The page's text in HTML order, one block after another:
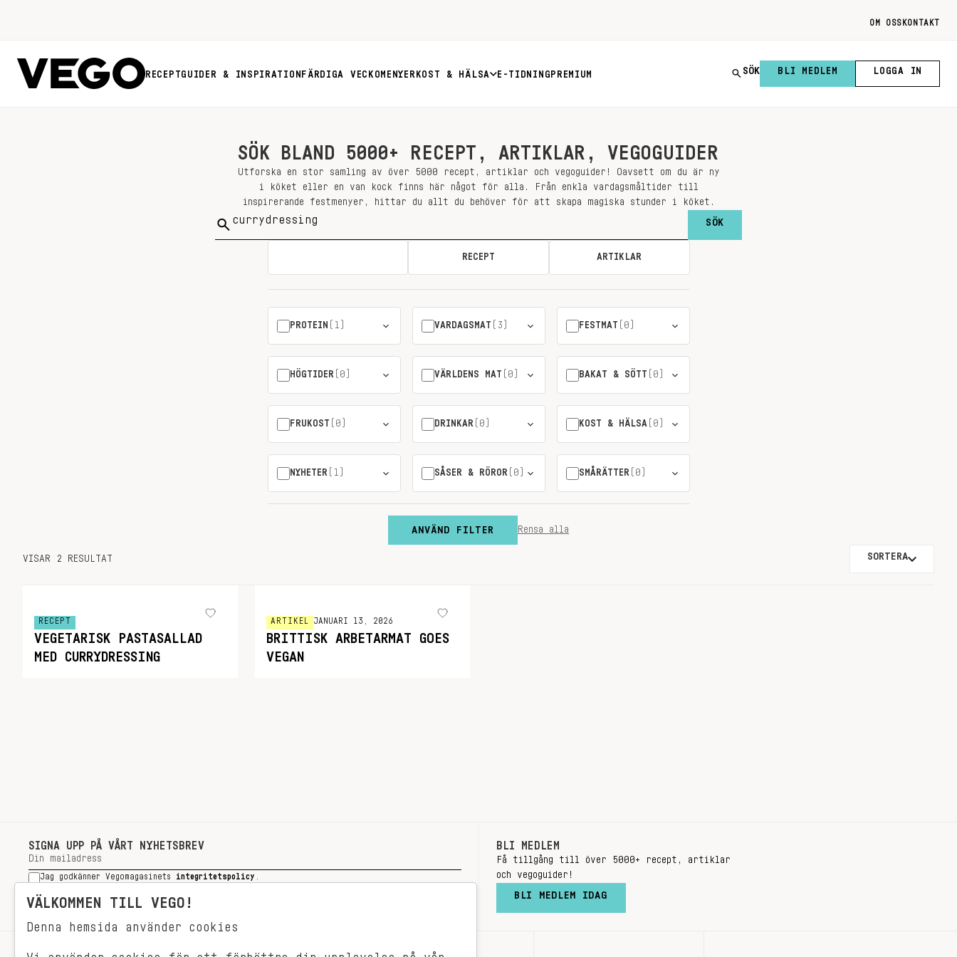
OM OSS KONTAKT
RECEPTGUIDER & INSPIRATION FÄRDIGA VECKOMENYER KOST & HÄLSA E-TIDNING PREMIUM SÖK BLI MEDLEM LOGGA IN
SÖK BLAND 5000+ RECEPT, ARTIKLAR, VEGOGUIDER
Utforska en stor samling av över 5000 recept, artiklar och vegoguider! Oavsett om du är ny
i köket eller en van kock finns här något för alla. Från enkla vardagsmåltider till
inspirerande festmenyer, hittar du allt du behöver för att skapa magiska stunder i köket.
Sök
RECEPT ARTIKLAR
PROTEIN (1) VARDAGSMAT (3) FESTMAT (0)
HÖGTIDER(0) VÄRLDENS MAT (0) BAKAT & SÖTT (0)
FRUKOST (0) DRINKAR(0) KOST & HÄLSA(0)
NYHETER(1) SÅSER & RÖROR(0) SMÅRÄTTER(0)
ANVÄND FILTER Rensa alla
VISAR 2 RESULTAT SORTERA
RECEPT
VEGETARISK PASTASALLAD
MED CURRYDRESSING
ARTIKEL JANUARI 13, 2026
BRITTISK ARBETARMAT GOES
VEGAN
SIGNA UPP PÅ VÅRT NYHETSBREV
Jag godkänner Vegomagasinets integritetspolicy
SIGNA UPP
BLI MEDLEM
Få tillgång till över 5000+ recept, artiklar
och vegoguider!
BLI MEDLEM IDAG
VÄLKOMMEN TILL VEGO!
Denna hemsida använder cookies